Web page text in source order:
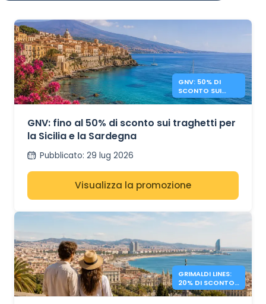
GNV: 50% DI
SCONTO SUI
TRAGHETTI
SARDEGNA
GNV: fino al 50% di sconto sui traghetti per
la Sicilia e la Sardegna
Pubblicato: 29 lug 2026
Visualizza la promozione
GRIMALDI LINES:
20% DI SCONTO
SUI TRAGHETTI